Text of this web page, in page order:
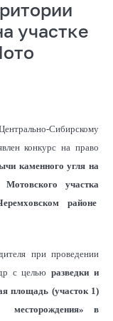
участке
Сибирскому
конкурс на право
каменного угля на
участка
районе
при проведении
с цельюразведки и
площадь (участок 1)
в